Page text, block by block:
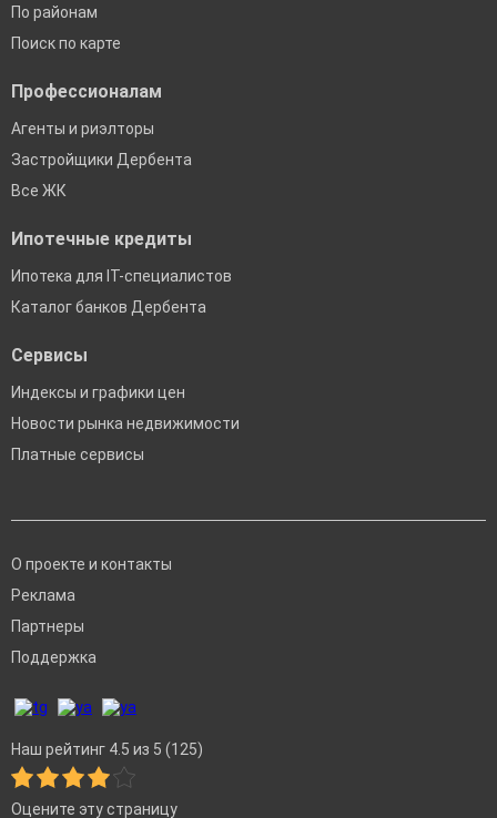
По районам
Поиск по карте
Профессионалам
Агенты и риэлторы
Застройщики Дербента
Все ЖК
Ипотечные кредиты
Ипотека для IT-специалистов
Каталог банков Дербента
Сервисы
Индексы и графики цен
Новости рынка недвижимости
Платные сервисы
О проекте и контакты
Реклама
Партнеры
Поддержка
Наш рейтинг 4.5 из 5 (125)
Оцените эту страницу